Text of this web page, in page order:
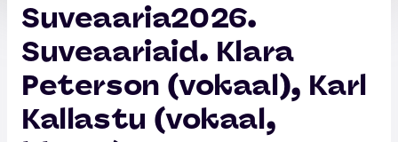
Suveaaria2026.
Suveaariaid. Klara
Peterson (vokaal), Karl
Kallastu (vokaal,